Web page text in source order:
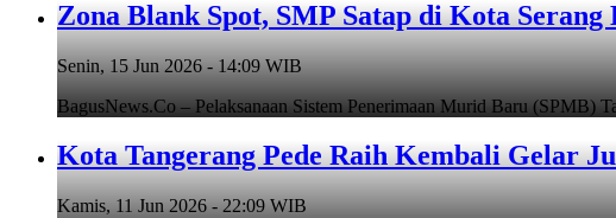
Zona Blank Spot, SMP Satap di Kota
Senin, 15 Jun 2026 - 14:09 WIB
BagusNews.Co – Pelaksanaan Sistem Penerimaan Murid Baru (SPMB)
Kota Tangerang Pede Raih Kembali Gelar
Kamis, 11 Jun 2026 - 22:09 WIB